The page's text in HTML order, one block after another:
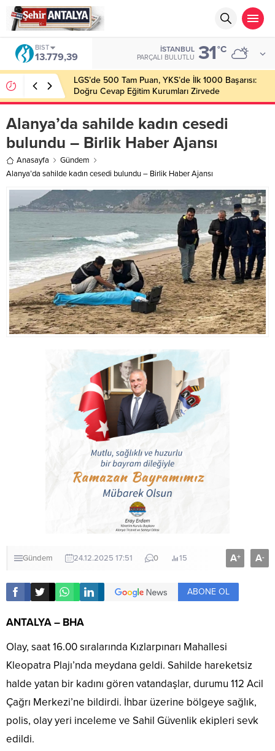
BIST
13.779,39
İSTANBUL
PARÇALI BULUTLU 31°C
LGS’de 500 Tam Puan, YKS’de İlk 1000 Başarısı:
Doğru Cevap Eğitim Kurumları Zirvede
Alanya’da sahilde kadın cesedi
bulundu – Birlik Haber Ajansı
Anasayfa
Gündem
Alanya’da sahilde kadın cesedi bulundu – Birlik Haber Ajansı
Gündem 24.12.2025 17:51 0 15 A+ A-
ABONE OL
ANTALYA – BHA
Olay, saat 16.00 sıralarında Kızlarpınarı Mahallesi
Kleopatra Plajı’nda meydana geldi. Sahilde hareketsiz
halde yatan bir kadını gören vatandaşlar, durumu 112 Acil
Çağrı Merkezi’ne bildirdi. İhbar üzerine bölgeye sağlık,
polis, olay yeri inceleme ve Sahil Güvenlik ekipleri sevk
edildi.